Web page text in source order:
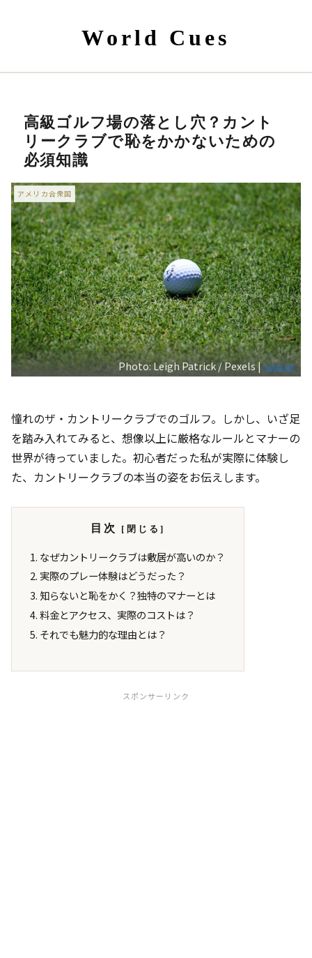
World Cues
高級ゴルフ場の落とし穴？カント
リークラブで恥をかかないための
必須知識
アメリカ合衆国
Photo: Leigh Patrick / Pexels |source
憧れのザ・カントリークラブでのゴルフ。しかし、いざ足
を踏み入れてみると、想像以上に厳格なルールとマナーの
世界が待っていました。初心者だった私が実際に体験し
た、カントリークラブの本当の姿をお伝えします。
目次
なぜカントリークラブは敷居が高いのか？
実際のプレー体験はどうだった？
知らないと恥をかく？独特のマナーとは
料金とアクセス、実際のコストは？
それでも魅力的な理由とは？
スポンサーリンク